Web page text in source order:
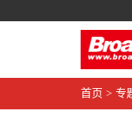
首页 > 专